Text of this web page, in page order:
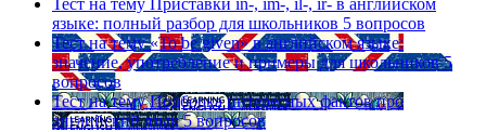
Тест на тему Приставки in-, im-, il-, ir- в английском
языке: полный разбор для школьников 5 вопросов
Тест на тему «To be given» в английском языке:
значение, употребление и примеры для школьников 5
вопросов
Тест на тему Подборка интересных фактов про
английский язык 5 вопросов